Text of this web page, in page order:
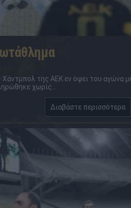
Χάντμπολ της ΑΕΚ εν όψει του αγώνα
χωρίς...
Διαβάστε περισσότερα